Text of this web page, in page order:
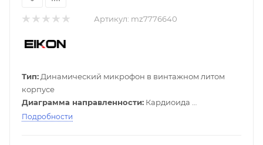
Артикул: mz7776640
Тип: Динамический микрофон в винтажном литом
корпусе
Диаграмма направленности: Кардиоида
Частотный диапазон:
Подробности